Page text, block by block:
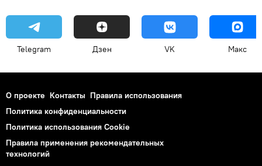
Telegram Дзен VK Макс
О проекте Контакты Правила использования
Политика конфиденциальности
Политика использования Cookie
Правила применения рекомендательных
технологий